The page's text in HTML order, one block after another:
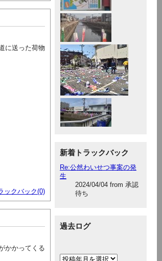
新着トラックバック
Re:公然わいせつ事案の発
生
2024/04/04 from 承認
待ち
過去ログ
に送った荷物
ックバック(0)
かかってくる